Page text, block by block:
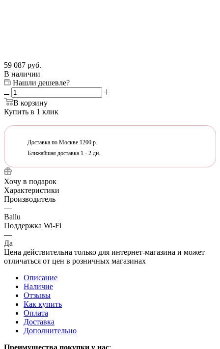
59 087 руб.
В наличии
Нашли дешевле?
В корзину
Купить в 1 клик
Доставка по Москве 1200 р.
Ближайшая доставка 1 - 2 дн.
Хочу в подарок
Характеристики
Производитель
—
Ballu
Поддержка Wi-Fi
—
Да
Цена действительна только для интернет-магазина и может
отличаться от цен в розничных магазинах
Описание
Наличие
Отзывы
Как купить
Оплата
Доставка
Дополнительно
Преимущества покупки у нас: